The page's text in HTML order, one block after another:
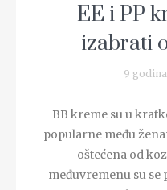
EE i PP
izabrati
9
BB kreme su u
popularne među
oštećena od
međuvremenu su se